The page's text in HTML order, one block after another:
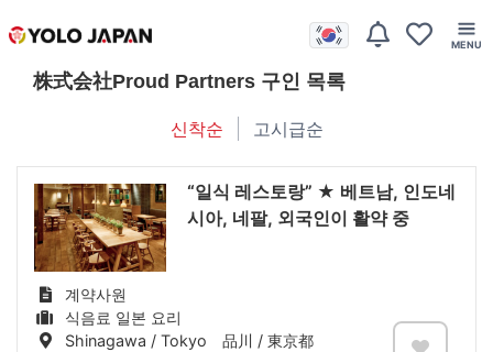
株式会社Proud Partners 구인 목록
신착순 고시급순
“일식 레스토랑” ★ 베트남, 인도네
시아, 네팔, 외국인이 활약 중
계약사원
식음료 일본 요리
Shinagawa / Tokyo 品川 / 東京都